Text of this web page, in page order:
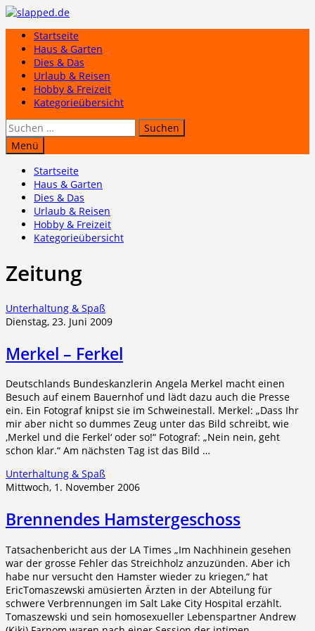
Zum
springenStartseite
Haus & Garten
Dies & Das
Urlaub & Reisen
Hobby & Freizeit
Kategorieübersicht
Suchen
nach:
Menü
Startseite
Haus & Garten
Dies & Das
Urlaub & Reisen
Hobby & Freizeit
Kategorieübersicht
Zeitung
Unterhaltung & Spaß
Dienstag, 23. Juni 2009
Merkel – Ferkel
Deutschlands Bundeskanzlerin Angela Merkel macht einen
Besuch auf einem Bauernhof und lädt dazu auch die Presse
ein. Ein Fotograf knipst sie im Schweinestall. Merkel: „Dass Ihr
mir aber nicht so dummes Zeug unter das Bild schreibt, wie
‚Merkel und die Ferkel‘ oder so!“ Fotograf: „Nein nein, geht
schon klar.“ Am nächsten Tag ist das Bild …
Unterhaltung & Spaß
Mittwoch, 1. November 2006
Brennendes Hamstergeschoss
Tatsachenbericht aus der LA Times „Im Nachhinein gesehen
war der grosse Fehler das Streichholz anzuzünden. Aber ich
habe nur versucht den Hamster wieder zu kriegen,“ hat
EricTomaszewski amüsierten Ärzten in der Abteilung für
schwere Verbrennungen im Salt Lake City Hospital erzählt.
Tomaszewski und sein homosexueller Lebenspartner Andrew